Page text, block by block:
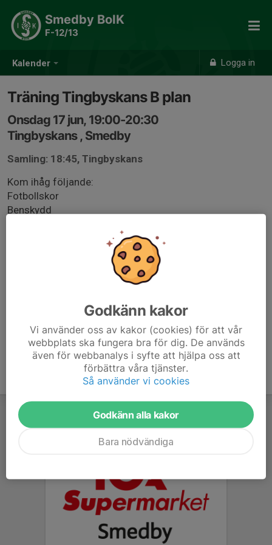
Kalender Logga in
Smedby BoIK
F-12/13
Träning Tingbyskans B plan
Onsdag 17 jun, 19:00-20:30
Tingbyskans , Smedby
Samling: 18:45, Tingbyskans
Kom ihåg följande:
Fotbollskor
Benskydd
Kläder efter väder ... gärna lager på lager (om det är kallt
Se till att ha ätit något innan så ni inte tränar på tom
Godkänn kakor
Vi använder oss av kakor (cookies) för att vår
webbplats ska fungera bra för dig. De används
även för webbanalys i syfte att hjälpa oss att
förbättra våra tjänster.
Så använder vi cookies
Godkänn alla kakor
Bara nödvändiga